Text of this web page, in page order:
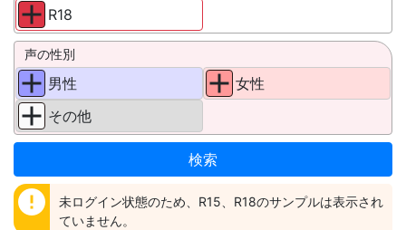
R18
声の性別
男性
その他
女性
error
未ログイン状態のため、R15、R18のサンプルは表示され
ていません。